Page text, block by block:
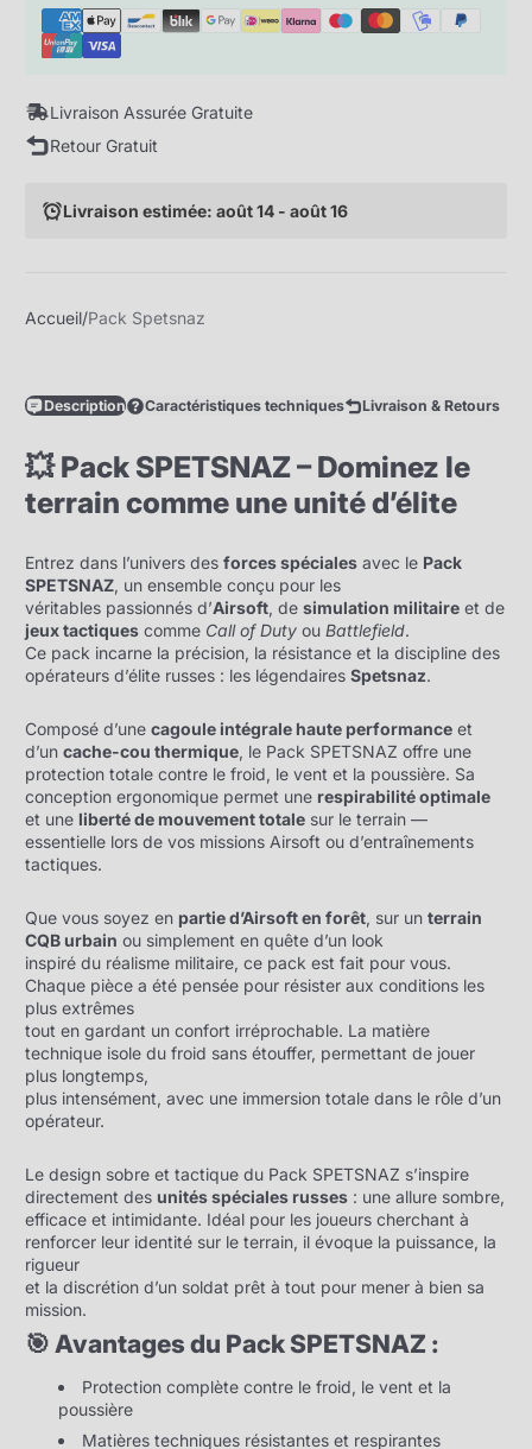
Livraison Assurée Gratuite
Retour Gratuit
Livraison estimée: août 14 - août 16
Accueil Pack Spetsnaz
Description Caractéristiques techniques Livraison & Retours
💥 Pack SPETSNAZ – Dominez le
terrain comme une unité d’élite
Entrez dans l’univers des forces spéciales avec le Pack
SPETSNAZ, un ensemble conçu pour les
véritables passionnés d’Airsoft, de simulation militaire et de
jeux tactiques comme Call of Duty ou Battlefield.
Ce pack incarne la précision, la résistance et la discipline des
opérateurs d’élite russes : les légendaires Spetsnaz.
Composé d’une cagoule intégrale haute performance et
d’un cache-cou thermique, le Pack SPETSNAZ offre une
protection totale contre le froid, le vent et la poussière. Sa
conception ergonomique permet une respirabilité optimale
et une liberté de mouvement totale sur le terrain —
essentielle lors de vos missions Airsoft ou d’entraînements
tactiques.
Que vous soyez en partie d’Airsoft en forêt, sur un terrain
CQB urbain ou simplement en quête d’un look
inspiré du réalisme militaire, ce pack est fait pour vous.
Chaque pièce a été pensée pour résister aux conditions les
plus extrêmes
tout en gardant un confort irréprochable. La matière
technique isole du froid sans étouffer, permettant de jouer
plus longtemps,
plus intensément, avec une immersion totale dans le rôle d’un
opérateur.
Le design sobre et tactique du Pack SPETSNAZ s’inspire
directement des unités spéciales russes : une allure sombre,
efficace et intimidante. Idéal pour les joueurs cherchant à
renforcer leur identité sur le terrain, il évoque la puissance, la
rigueur
et la discrétion d’un soldat prêt à tout pour mener à bien sa
mission.
🎯 Avantages du Pack SPETSNAZ :
Protection complète contre le froid, le vent et la
poussière
Matières techniques résistantes et respirantes